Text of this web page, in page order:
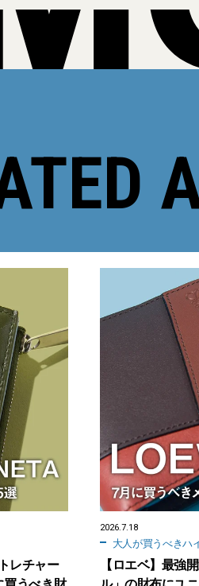
レチャー
2026.7.18
大人が買うべきハ
【ロエベ】最強